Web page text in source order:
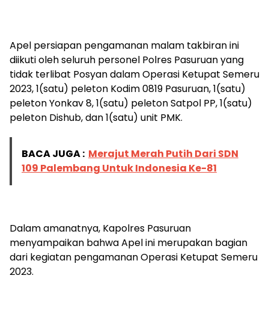
Apel persiapan pengamanan malam takbiran ini
diikuti oleh seluruh personel Polres Pasuruan yang
tidak terlibat Posyan dalam Operasi Ketupat Semeru
2023, 1(satu) peleton Kodim 0819 Pasuruan, 1(satu)
peleton Yonkav 8, 1(satu) peleton Satpol PP, 1(satu)
peleton Dishub, dan 1(satu) unit PMK.
BACA JUGA : Merajut Merah Putih Dari SDN
109 Palembang Untuk Indonesia Ke-81
Dalam amanatnya, Kapolres Pasuruan
menyampaikan bahwa Apel ini merupakan bagian
dari kegiatan pengamanan Operasi Ketupat Semeru
2023.